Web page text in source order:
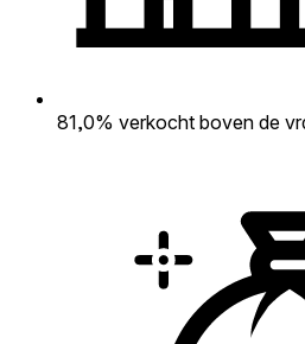
81,0% verkocht boven de